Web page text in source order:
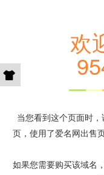
欢
当您看到这个页面时
页，使用了爱名网出售
如果您需要购买该域名